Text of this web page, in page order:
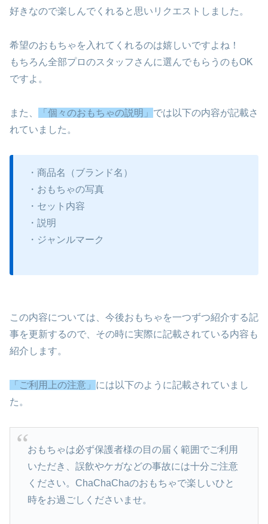
好きなので楽しんでくれると思いリクエストしました。
希望のおもちゃを入れてくれるのは嬉しいですよね！
もちろん全部プロのスタッフさんに選んでもらうのもOK
ですよ。
また、 「個々のおもちゃの説明」 では以下の内容が記載さ
れていました。
・商品名（ブランド名）
・おもちゃの写真
・セット内容
・説明
・ジャンルマーク
この内容については、今後おもちゃを一つずつ紹介する記
事を更新するので、その時に実際に記載されている内容も
紹介します。
「ご利用上の注意」 には以下のように記載されていまし
た。
おもちゃは必ず保護者様の目の届く範囲でご利用
いただき、誤飲やケガなどの事故には十分ご注意
ください。ChaChaChaのおもちゃで楽しいひと
時をお過ごしくださいませ。